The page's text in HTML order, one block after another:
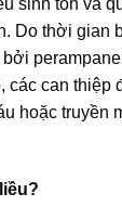
sinh tồn và
Do thời gian
các can thiệp
hoặc truyền